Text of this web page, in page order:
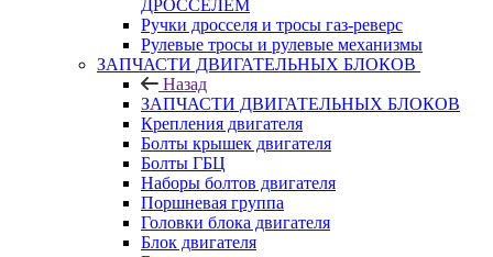
ДРОССЕЛЕМ
Ручки дросселя и тросы газ-реверс
Рулевые тросы и рулевые механизмы
ЗАПЧАСТИ ДВИГАТЕЛЬНЫХ БЛОКОВ
Назад
ЗАПЧАСТИ ДВИГАТЕЛЬНЫХ БЛОКОВ
Крепления двигателя
Болты крышек двигателя
Болты ГБЦ
Наборы болтов двигателя
Поршневая группа
Головки блока двигателя
Блок двигателя